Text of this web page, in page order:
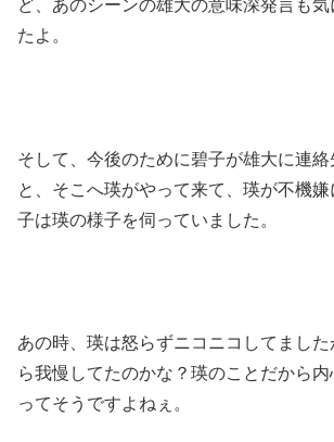
ど、あのシーンの雄大の意味深発言も
たよ。
そして、今後のために碧子が雄大に連
と、そこへ瑛がやって来て、瑛が不機
子は瑛の様子を伺っていました。
あの時、瑛は怒らずニコニコしてまし
ら我慢してたのかな？瑛のことだから
ってそうですよねぇ。